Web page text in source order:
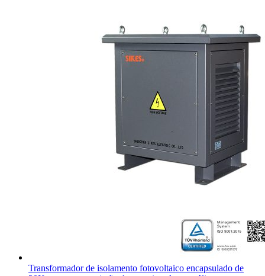
Transformador de isolamento fotovoltaico encapsulado de